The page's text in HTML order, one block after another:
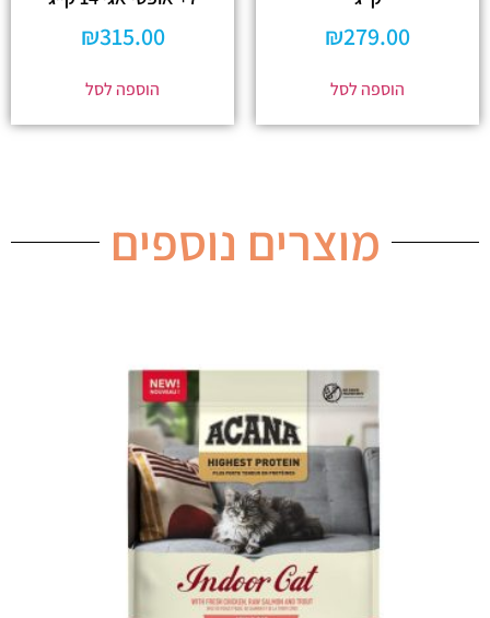
₪279.00
הוספה לסל
₪315.00
הוספה לסל
מוצרים נוספים